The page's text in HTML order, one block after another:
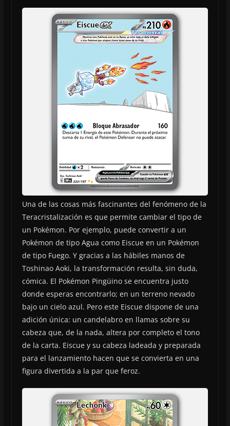
Una de las cosas más fascinantes del fenómeno de la
Teracristalización es que permite cambiar el tipo de
un Pokémon. Por ejemplo, puede convertir a un
Pokémon de tipo Agua como Eiscue en un Pokémon
de tipo Fuego. Y gracias a las hábiles manos de
Toshinao Aoki, la transformación resulta, sin duda,
cómica. El Pokémon Pingüino se encuentra justo
donde esperas encontrarlo; en un terreno nevado
bajo un cielo azul. Pero este Eiscue dispone de una
adición única: un candelabro en llamas sobre su
cabeza que, de la nada, altera por completo el tono
de la carta. Eiscue y su cabeza ladeada y preparada
para el lanzamiento hacen que se convierta en una
figura divertida a la par que feroz.